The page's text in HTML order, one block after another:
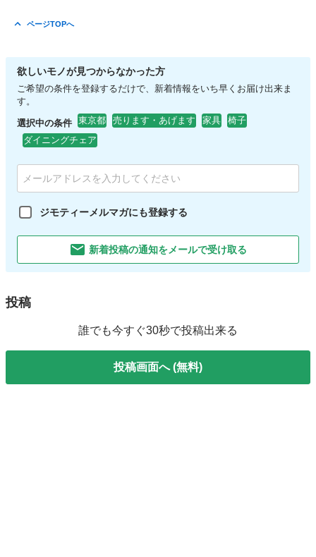
ページTOPへ
欲しいモノが見つからなかった方
ご希望の条件を登録するだけで、新着情報をいち早くお届け出来ま
す。
選択中の条件 東京都 売ります・あげます 家具
椅子
ダイニングチェア
ジモティーメルマガにも登録する
新着投稿の通知をメールで受け取る
投稿
誰でも今すぐ30秒で投稿出来る
投稿画面へ (無料)